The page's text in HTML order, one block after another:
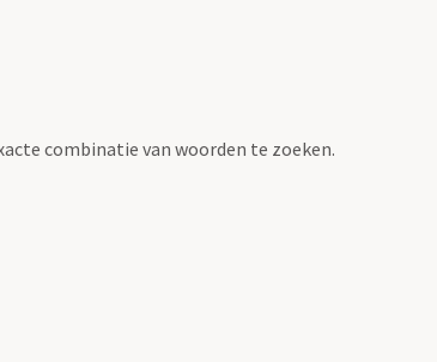
combinatie van woorden te zoeken.